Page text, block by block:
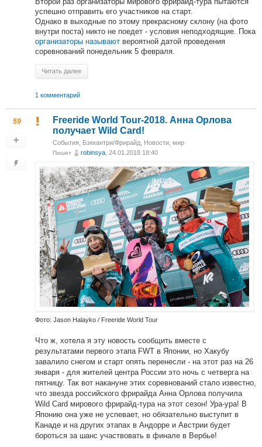
успешно отправить его участников на старт.
Однако в выходные по этому прекрасному склону (на фото
внутри поста) никто не поедет - условия неподходящие. Пока
организаторы называют вероятной датой проведения
соревнований понедельник 5 февраля.
Читать далее
1 комментарий
59
Freeride World Tour-2018. Анна Орлова
получает Wild Card!
События Бэккантри/Фрирайд Новости мир
Пишет robinsya , 24.01.2018 18:40
Фото: Jason Halayko / Freeride World Tour
Что ж, хотела я эту новость сообщить вместе с
результатами первого этапа FWT в Японии, но Хакубу
завалило снегом и старт опять перенесли - на этот раз на 26
января - для жителей центра России это ночь с четверга на
пятницу. Так вот накануне этих соревнований стало известно,
что звезда российского фрирайда Анна Орлова получила
Wild Card мирового фрирайд-тура на этот сезон! Ура-ура! В
Японию она уже не успевает, но обязательно выступит в
Канаде и на других этапах в Андорре и Австрии будет
бороться за шанс участвовать в финале в Вербье!